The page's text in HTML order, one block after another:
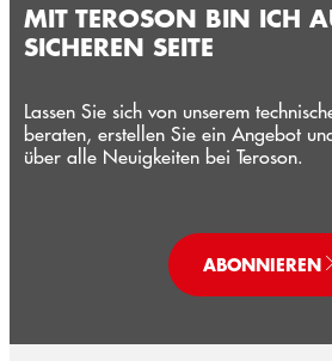
MIT TEROSON BIN ICH
SICHEREN SEITE
Lassen Sie sich von unserem
beraten, erstellen Sie ein Angebot
über alle Neuigkeiten bei Teroson.
ABONNIEREN